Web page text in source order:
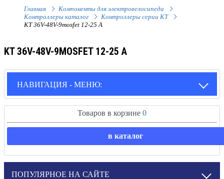
Главная
Компоненты для электровелосипеда
Контроллеры каталог
Контроллеры серии KT
KT 36V-48V-9mosfet 12-25 A
KT 36V-48V-9MOSFET 12-25 A
НАВИГАЦИЯ - МЕНЮ:
Товаров в корзине 0
в каталог
ПОПУЛЯРНОЕ НА САЙТЕ